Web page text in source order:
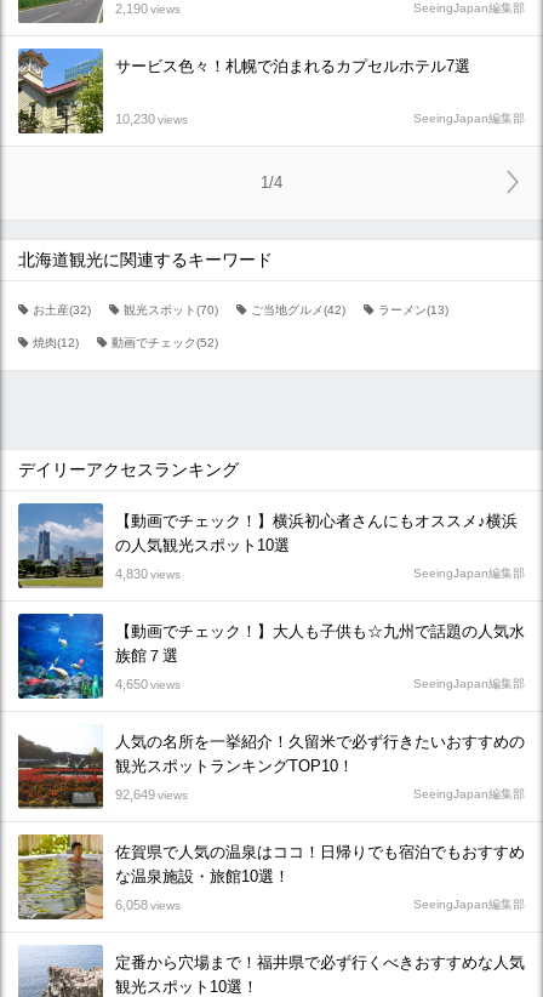
2,190views SeeingJapan編集部
サービス色々！札幌で泊まれるカプセルホテル7選
10,230views SeeingJapan編集部
1/4
北海道観光に関連するキーワード
お土産(32) 観光スポット(70) ご当地グルメ(42) ラーメン(13)
焼肉(12) 動画でチェック(52)
デイリーアクセスランキング
【動画でチェック！】横浜初心者さんにもオススメ♪横浜
の人気観光スポット10選
4,830views SeeingJapan編集部
【動画でチェック！】大人も子供も☆九州で話題の人気水
族館７選
4,650views SeeingJapan編集部
人気の名所を一挙紹介！久留米で必ず行きたいおすすめの
観光スポットランキングTOP10！
92,649views SeeingJapan編集部
佐賀県で人気の温泉はココ！日帰りでも宿泊でもおすすめ
な温泉施設・旅館10選！
6,058views SeeingJapan編集部
定番から穴場まで！福井県で必ず行くべきおすすめな人気
観光スポット10選！